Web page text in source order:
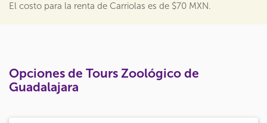
El costo para la renta de Carriolas es de $70 MXN.
Opciones de Tours Zoológico de
Guadalajara